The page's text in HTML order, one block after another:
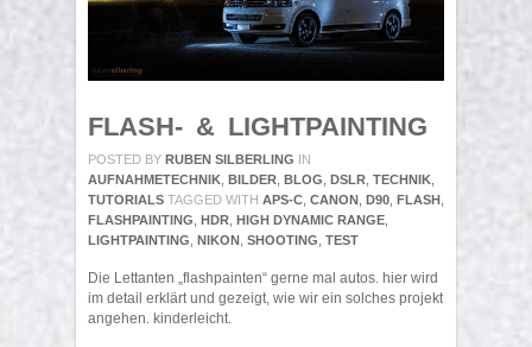
FLASH- & LIGHTPAINTING
POSTED BY RUBEN SILBERLING IN
AUFNAHMETECHNIK BILDER BLOG DSLR TECHNIK
TUTORIALS TAGGED WITH APS-C CANON D90 FLASH
FLASHPAINTING HDR HIGH DYNAMIC RANGE
LIGHTPAINTING NIKON SHOOTING TEST
Die Lettanten „flashpainten“ gerne mal autos. hier wird
im detail erklärt und gezeigt, wie wir ein solches projekt
angehen. kinderleicht.